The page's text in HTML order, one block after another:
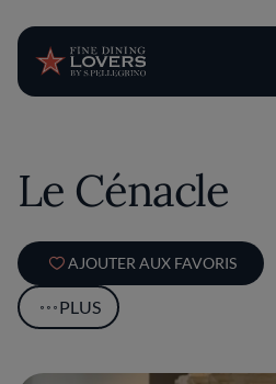
Le Cénacle
AJOUTER AUX FAVORIS
PLUS